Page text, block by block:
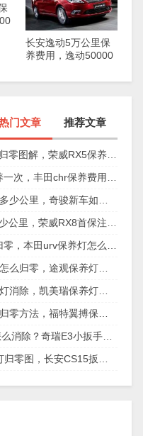
长安逸动5万公里保
养费用，逸动50000
门文章 推荐文章
荣威RX5保养灯归零图解，荣威RX5保养复位视频
丰田chr多久保养一次，丰田chr保养费用多少
日产奇骏磨合期多少公里，奇骏新车如何磨合
荣威RX8首保多少公里，荣威RX8首保注意事项
本田urv保养灯归零，本田urv保养灯怎么手动归零
大众途观保养灯怎么归零，途观保养灯归零图解
丰田凯美瑞保养灯消除，凯美瑞保养灯手动归零
福特翼搏保养灯归零方法，福特翼搏保养灯怎么复位
奇瑞E3保养灯怎么消除？奇瑞E3小扳手怎么消除图解
长安CS15保养灯归零图，长安CS15扳手标志消除复位